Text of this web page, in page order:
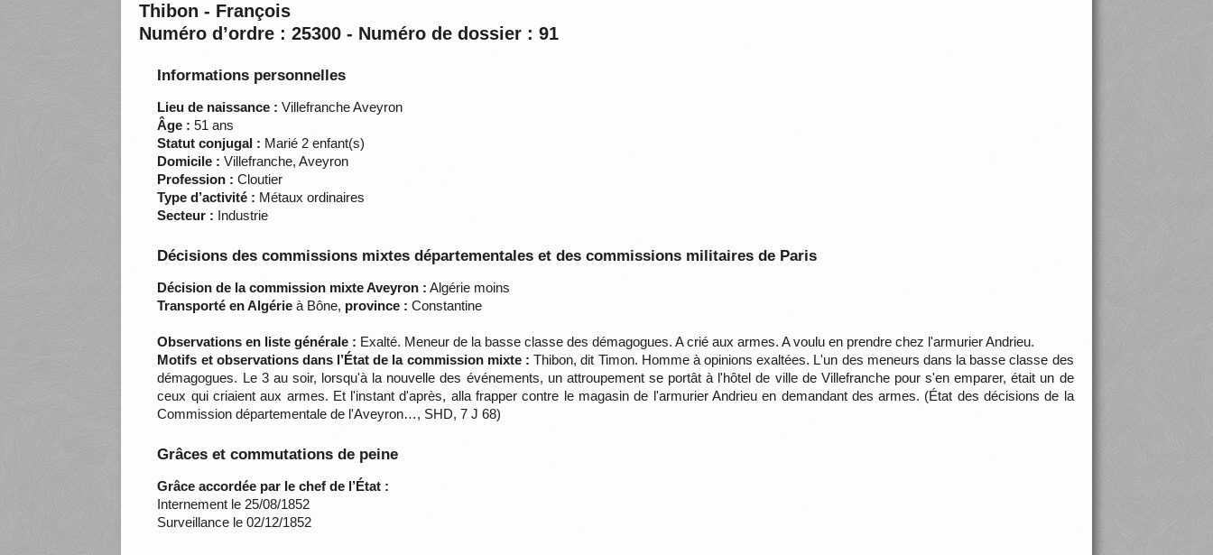
Thibon - François
Numéro d’ordre : 25300 - Numéro de dossier : 91
Informations personnelles
Lieu de naissance : Villefranche Aveyron
Âge : 51 ans
Statut conjugal : Marié 2 enfant(s)
Domicile : Villefranche, Aveyron
Profession : Cloutier
Type d’activité : Métaux ordinaires
Secteur : Industrie
Décisions des commissions mixtes départementales et des commissions militaires de Paris
Décision de la commission mixte Aveyron : Algérie moins
Transporté en Algérie à Bône, province : Constantine
Observations en liste générale : Exalté. Meneur de la basse classe des démagogues. A crié aux armes. A voulu en prendre chez l'armurier Andrieu.
Motifs et observations dans l’État de la commission mixte : Thibon, dit Timon. Homme à opinions exaltées. L'un des meneurs dans la basse classe des
démagogues. Le 3 au soir, lorsqu'à la nouvelle des événements, un attroupement se portât à l'hôtel de ville de Villefranche pour s'en emparer, était un de
ceux qui criaient aux armes. Et l'instant d'après, alla frapper contre le magasin de l'armurier Andrieu en demandant des armes. (État des décisions de la
Commission départementale de l'Aveyron…, SHD, 7 J 68)
Grâces et commutations de peine
Grâce accordée par le chef de l’État :
Internement le 25/08/1852
Surveillance le 02/12/1852